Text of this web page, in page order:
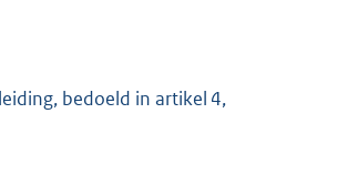
bedoeld in artikel 4,